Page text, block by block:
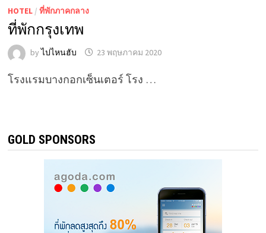
HOTEL/ ที่พักภาคกลาง
ที่พักกรุงเทพ
byไปไหนฮับ 23 พฤษภาคม 2020
โรงแรมบางกอกเซ็นเตอร์ โรง …
GOLD SPONSORS